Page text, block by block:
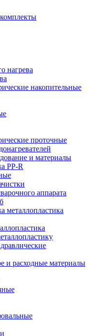
нагрева
накопительные
проточные
и материалы
PP-R
аппарата
металлопластика
и расходные материалы